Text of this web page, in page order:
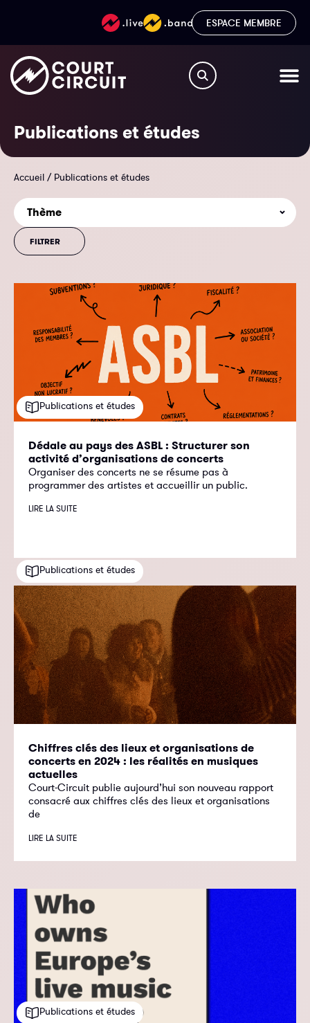
ESPACE MEMBRE
Publications et études
Accueil / Publications et études
Publications et études
Dédale au pays des ASBL : Structurer son
activité d’organisations de concerts
Organiser des concerts ne se résume pas à
programmer des artistes et accueillir un public.
LIRE LA SUITE
Publications et études
Chiffres clés des lieux et organisations de
concerts en 2024 : les réalités en musiques
actuelles
Court-Circuit publie aujourd’hui son nouveau rapport
consacré aux chiffres clés des lieux et organisations
de
LIRE LA SUITE
Publications et études